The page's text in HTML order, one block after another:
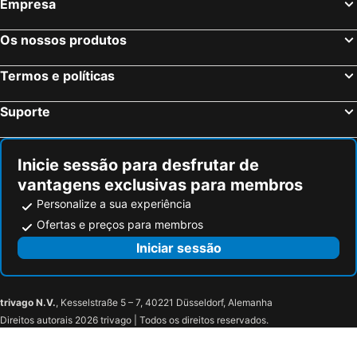
Empresa
Os nossos produtos
Termos e políticas
Suporte
Inicie sessão para desfrutar de
vantagens exclusivas para membros
Personalize a sua experiência
Ofertas e preços para membros
Iniciar sessão
trivago N.V., Kesselstraße 5 – 7, 40221 Düsseldorf, Alemanha
Direitos autorais 2026 trivago | Todos os direitos reservados.